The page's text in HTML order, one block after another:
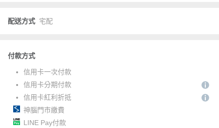
配送方式 宅配
付款方式
信用卡一次付款
信用卡分期付款
信用卡紅利折抵
神腦門市繳費
LINE Pay付款